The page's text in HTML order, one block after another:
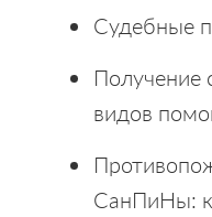
Судебные
Получение
видов
СанПиНы: